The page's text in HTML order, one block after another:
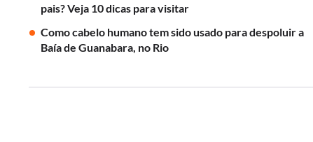
pais? Veja 10 dicas para visitar
Como cabelo humano tem sido usado para despoluir a
Baía de Guanabara, no Rio